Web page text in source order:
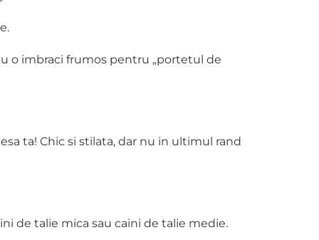
o imbraci frumos pentru „portetul de
ta! Chic si stilata, dar nu in ultimul rand
de talie mica sau caini de talie medie.